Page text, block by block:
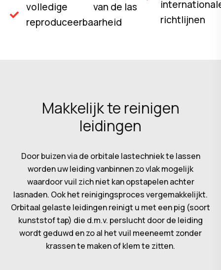
volledige
reproduceerbaarheid
van de las
richtlijnen
Makkelijk te reinigen
leidingen
Door buizen via de orbitale lastechniek te lassen
worden uw leiding vanbinnen zo vlak mogelijk
waardoor vuil zich niet kan opstapelen achter
lasnaden. Ook het reinigingsproces vergemakkelijkt.
Orbitaal gelaste leidingen reinigt u met een pig (soort
kunststof tap) die d.m.v. perslucht door de leiding
wordt geduwd en zo al het vuil meeneemt zonder
krassen te maken of klem te zitten.